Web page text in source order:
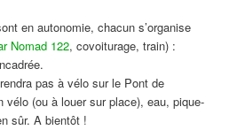
en autonomie, chacun s’organise
Nomad 122, covoiturage, train) :
pas à vélo sur le Pont de
vélo (ou à louer sur place), eau, pique-
sûr. A bientôt !